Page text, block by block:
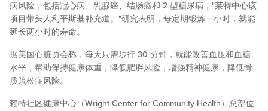
病风险，包括冠心病、乳腺癌、结肠癌和 2 型糖尿病，"莱特中心该
项目带头人利平斯基补充道。"研究表明，每定期锻炼一小时，就能
延长两小时的寿命。
据美国心脏协会称，每天只需步行 30 分钟，就能改善血压和血糖
水平，帮助保持健康体重，降低肥胖风险，增强精神健康，降低骨
质疏松症风险。
赖特社区健康中心（Wright Center for Community Health）总部位